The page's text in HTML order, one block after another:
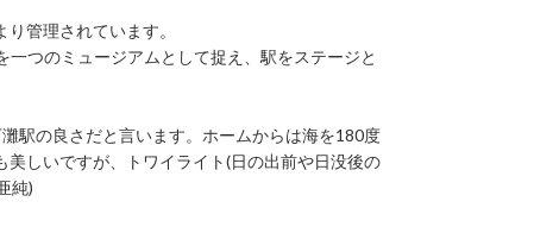
管理されています。
つのミュージアムとして捉え、駅をステージと
駅の良さだと言います。ホームからは海を180度
しいですが、トワイライト(日の出前や日没後の
純)